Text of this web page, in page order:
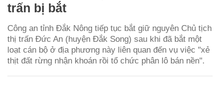
trấn bị bắt
Công an tỉnh Đắk Nông tiếp tục bắt giữ nguyên Chủ tịch
thị trấn Đức An (huyện Đắk Song) sau khi đã bắt một
loạt cán bộ ở địa phương này liên quan đến vụ việc "xẻ
thịt đất rừng nhận khoán rồi tổ chức phân lô bán nền".